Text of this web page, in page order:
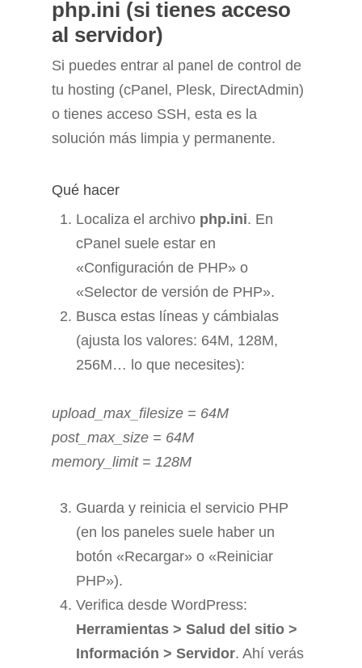
php.ini (si tienes acceso
al servidor)
Si puedes entrar al panel de control de
tu hosting (cPanel, Plesk, DirectAdmin)
o tienes acceso SSH, esta es la
solución más limpia y permanente.
Qué hacer
Localiza el archivo php.ini. En
cPanel suele estar en
«Configuración de PHP» o
«Selector de versión de PHP».
Busca estas líneas y cámbialas
(ajusta los valores: 64M, 128M,
256M… lo que necesites):
upload_max_filesize = 64M
post_max_size = 64M
memory_limit = 128M
Guarda y reinicia el servicio PHP
(en los paneles suele haber un
botón «Recargar» o «Reiniciar
PHP»).
Verifica desde WordPress:
Herramientas > Salud del sitio >
Información > Servidor. Ahí verás